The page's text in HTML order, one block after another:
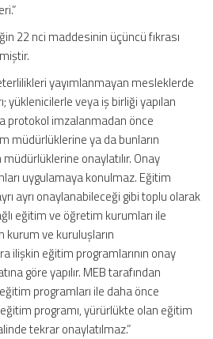
22 nci maddesinin üçüncü fıkrası
yayımlanmayan mesleklerde
yüklenicilerle veya iş birliği yapılan
protokol imzalanmadan önce
müdürlüklerine ya da bunların
onaylatılır. Onay
uygulamaya konulmaz. Eğitim
ayrı onaylanabileceği gibi toplu olarak
eğitim ve öğretim kurumları ile
kurum ve kuruluşların
ilişkin eğitim programlarının onay
göre yapılır. MEB tarafından
programları ile daha önce
programı, yürürlükte olan eğitim
tekrar onaylatılmaz.”